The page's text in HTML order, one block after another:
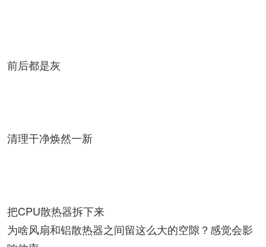
前后都是灰
清理干净焕然一新
把CPU散热器拆下来
为啥风扇和铝散热器之间留这么大的空隙？感觉会影